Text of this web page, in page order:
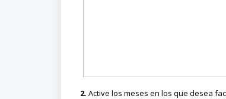
2. Active los meses en los que desea